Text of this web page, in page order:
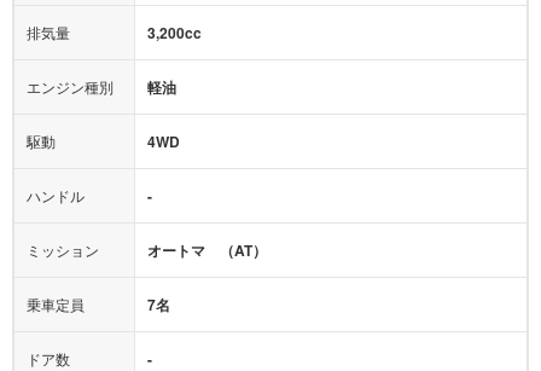
ミュージックプレイヤー接続可
後席モニター
サポカー
アダプティブクルーズコントロール
ヒルディセントコントロール
オートマチックハイビーム
排気量 3,200cc
エンジン種別 軽油
駆動 4WD
ハンドル -
ミッション オートマ （AT）
乗車定員 7名
ドア数 -